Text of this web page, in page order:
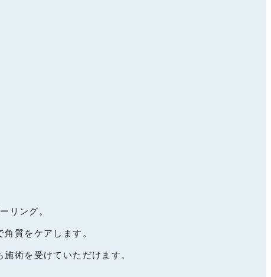
リング。
質をケアします。
術を受けていただけます。